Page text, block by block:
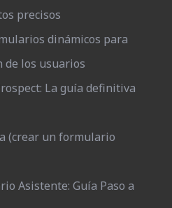
precisos
dinámicos para
los usuarios
La guía definitiva
(crear un formulario
Asistente: Guía Paso a